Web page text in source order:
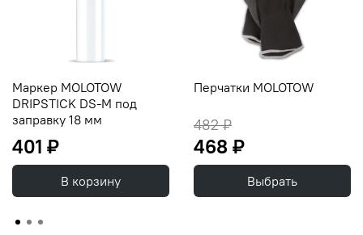
Маркер MOLOTOW
DRIPSTICK DS-M под
заправку 18 мм
401 ₽
В корзину
Перчатки MOLOTOW
482 ₽
468 ₽
Выбрать